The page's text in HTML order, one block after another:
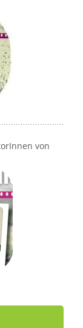
von